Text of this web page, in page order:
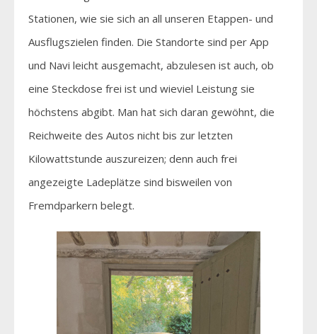
Stationen, wie sie sich an all unseren Etappen- und
Ausflugszielen finden. Die Standorte sind per App
und Navi leicht ausgemacht, abzulesen ist auch, ob
eine Steckdose frei ist und wieviel Leistung sie
höchstens abgibt. Man hat sich daran gewöhnt, die
Reichweite des Autos nicht bis zur letzten
Kilowattstunde auszureizen; denn auch frei
angezeigte Ladeplätze sind bisweilen von
Fremdparkern belegt.